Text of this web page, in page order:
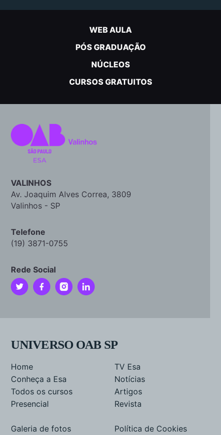
WEB AULA
PÓS GRADUAÇÃO
NÚCLEOS
CURSOS GRATUITOS
VALINHOS
Av. Joaquim Alves Correa, 3809
Valinhos - SP
Telefone
(19) 3871-0755
Rede Social
UNIVERSO OAB SP
Home
Conheça a Esa
Todos os cursos
Presencial
TV Esa
Notícias
Artigos
Revista
Galeria de fotos Política de Cookies